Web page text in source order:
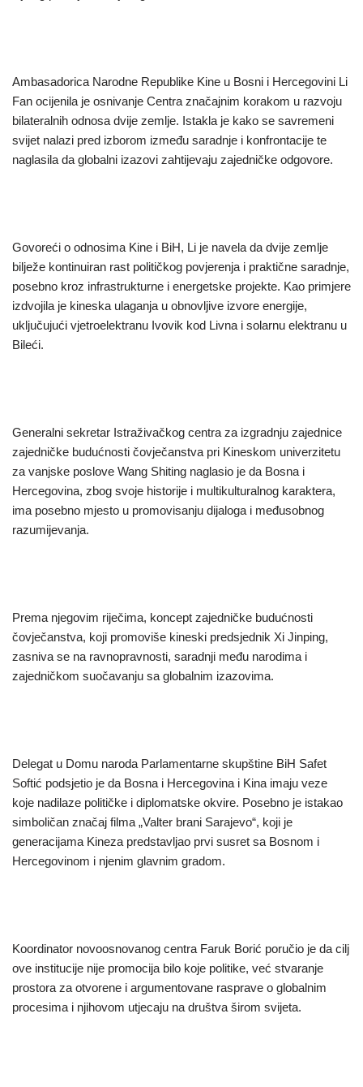
Ambasadorica Narodne Republike Kine u Bosni i Hercegovini Li
Fan ocijenila je osnivanje Centra značajnim korakom u razvoju
bilateralnih odnosa dvije zemlje. Istakla je kako se savremeni
svijet nalazi pred izborom između saradnje i konfrontacije te
naglasila da globalni izazovi zahtijevaju zajedničke odgovore.
Govoreći o odnosima Kine i BiH, Li je navela da dvije zemlje
bilježe kontinuiran rast političkog povjerenja i praktične saradnje,
posebno kroz infrastrukturne i energetske projekte. Kao primjere
izdvojila je kineska ulaganja u obnovljive izvore energije,
uključujući vjetroelektranu Ivovik kod Livna i solarnu elektranu u
Bileći.
Generalni sekretar Istraživačkog centra za izgradnju zajednice
zajedničke budućnosti čovječanstva pri Kineskom univerzitetu
za vanjske poslove Wang Shiting naglasio je da Bosna i
Hercegovina, zbog svoje historije i multikulturalnog karaktera,
ima posebno mjesto u promovisanju dijaloga i međusobnog
razumijevanja.
Prema njegovim riječima, koncept zajedničke budućnosti
čovječanstva, koji promoviše kineski predsjednik Xi Jinping,
zasniva se na ravnopravnosti, saradnji među narodima i
zajedničkom suočavanju sa globalnim izazovima.
Delegat u Domu naroda Parlamentarne skupštine BiH Safet
Softić podsjetio je da Bosna i Hercegovina i Kina imaju veze
koje nadilaze političke i diplomatske okvire. Posebno je istakao
simboličan značaj filma „Valter brani Sarajevo“, koji je
generacijama Kineza predstavljao prvi susret sa Bosnom i
Hercegovinom i njenim glavnim gradom.
Koordinator novoosnovanog centra Faruk Borić poručio je da cilj
ove institucije nije promocija bilo koje politike, već stvaranje
prostora za otvorene i argumentovane rasprave o globalnim
procesima i njihovom utjecaju na društva širom svijeta.